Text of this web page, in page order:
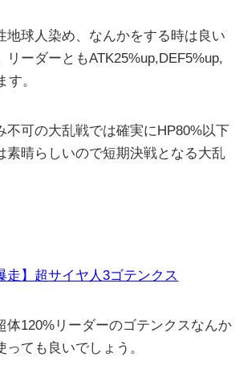
地球人染め、なんかをする時は良い
リーダーともATK25%up,DEF5%up,
す。
不可の大乱戦では確実にHP80%以下
素晴らしいので短期決戦となる大乱
走】超サイヤ人3ゴテンクス
体120%リーダーのゴテンクスなんか
っても良いでしょう。